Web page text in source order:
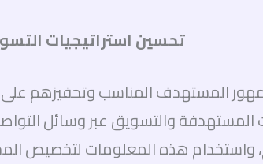
تحسين استراتيجيات
المستهدف المناسب وتحفيزهم
والتسويق عبر وسائل
واستخدام هذه المعلومات لتخصيص